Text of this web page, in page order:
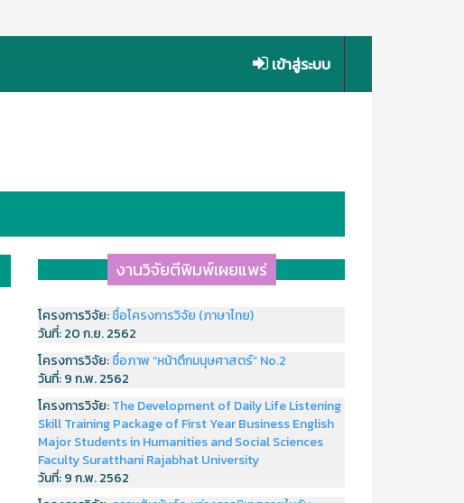
เข้าสู่ระบบ
งานวิจัยตีพิมพ์เผยแพร่
โครงการวิจัย:ชื่อโครงการวิจัย (ภาษาไทย)
วันที่:20 ก.ย. 2562
โครงการวิจัย:ชื่อภาพ “หน้าตึกมนุษศาสตร์” No.2
วันที่:9 ก.พ. 2562
โครงการวิจัย:The Development of Daily Life Listening
Skill Training Package of First Year Business English
Major Students in Humanities and Social Sciences
Faculty Suratthani Rajabhat University
วันที่:9 ก.พ. 2562